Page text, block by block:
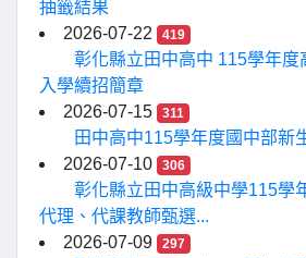
抽籤結果
2026-07-22
419
彰化縣立田中高中 115學年度
入學續招簡章
2026-07-15
311
田中高中115學年度國中部新
2026-07-10
306
彰化縣立田中高級中學115學
代理、代課教師甄選...
2026-07-09
297